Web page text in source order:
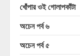
খোঁপার ওই গোলাপকাঁটা
অচেন পর্ব ৬
অচেন পর্ব ৫